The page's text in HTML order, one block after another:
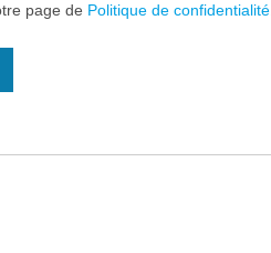
page de Politique de confidentialité.